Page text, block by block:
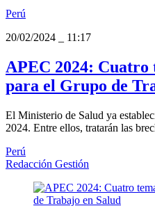
Perú
20/02/2024
11:17
APEC 2024:
para el Grupo de
El Ministerio de Salud ya
2024. Entre ellos, tratarán las
Perú
Redacción Gestión